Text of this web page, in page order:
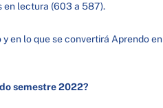
en lectura (603 a 587).
en lo que se convertirá Aprendo en
semestre 2022?